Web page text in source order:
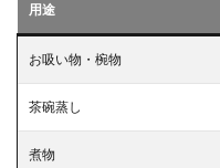
用途
お吸い物・椀物
茶碗蒸し
煮物